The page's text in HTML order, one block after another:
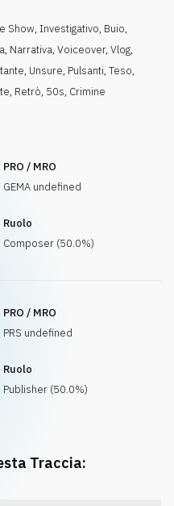
Show, Investigativo, Buio,
, Narrativa, Voiceover, Vlog,
, Unsure, Pulsanti, Teso,
, Retrò, 50s, Crimine
PRO / MRO
GEMA undefined
Ruolo
Composer (50.0%)
PRO / MRO
PRS undefined
Ruolo
Publisher (50.0%)
Traccia: